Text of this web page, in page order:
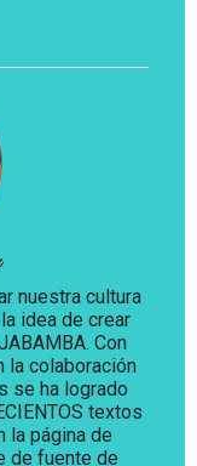
nuestra cultura
idea de crear
Con
la colaboración
se ha logrado
textos
la página de
de fuente de